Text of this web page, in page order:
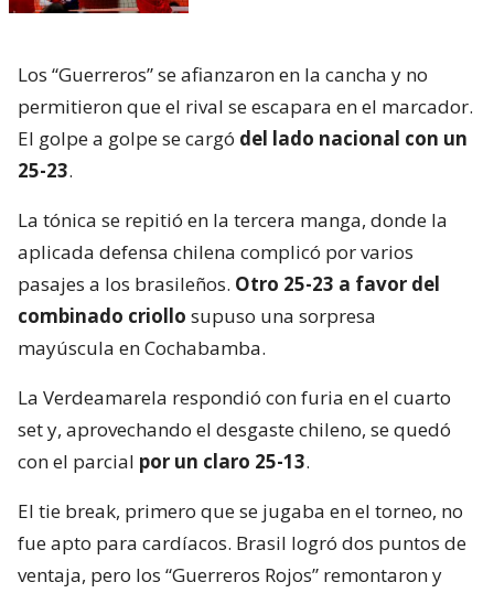
Los “Guerreros” se afianzaron en la cancha y no
permitieron que el rival se escapara en el marcador.
El golpe a golpe se cargó del lado nacional con un
25-23.
La tónica se repitió en la tercera manga, donde la
aplicada defensa chilena complicó por varios
pasajes a los brasileños. Otro 25-23 a favor del
combinado criollo supuso una sorpresa
mayúscula en Cochabamba.
La Verdeamarela respondió con furia en el cuarto
set y, aprovechando el desgaste chileno, se quedó
con el parcial por un claro 25-13.
El tie break, primero que se jugaba en el torneo, no
fue apto para cardíacos. Brasil logró dos puntos de
ventaja, pero los “Guerreros Rojos” remontaron y